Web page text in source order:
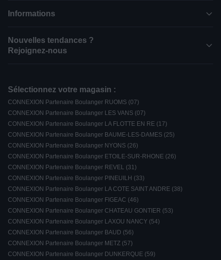
Informations
Nouvelles tendances ?
Rejoignez-nous
Sélectionnez votre magasin :
CONNEXION Partenaire Boulanger RUOMS (07)
CONNEXION Partenaire Boulanger LES VANS (07)
CONNEXION Partenaire Boulanger LA FLOTTE EN RE (17)
CONNEXION Partenaire Boulanger BAUME-LES-DAMES (25)
CONNEXION Partenaire Boulanger NYONS (26)
CONNEXION Partenaire Boulanger ETOILE-SUR-RHONE (26)
CONNEXION Partenaire Boulanger REVEL (31)
CONNEXION Partenaire Boulanger PINEUILH (33)
CONNEXION Partenaire Boulanger LA COTE SAINT ANDRE (38)
CONNEXION Partenaire Boulanger FIGEAC (46)
CONNEXION Partenaire Boulanger CHATEAU GONTIER (53)
CONNEXION Partenaire Boulanger LAXOU NANCY (54)
CONNEXION Partenaire Boulanger BAUD (56)
CONNEXION Partenaire Boulanger METZ (57)
CONNEXION Partenaire Boulanger DUNKERQUE (59)